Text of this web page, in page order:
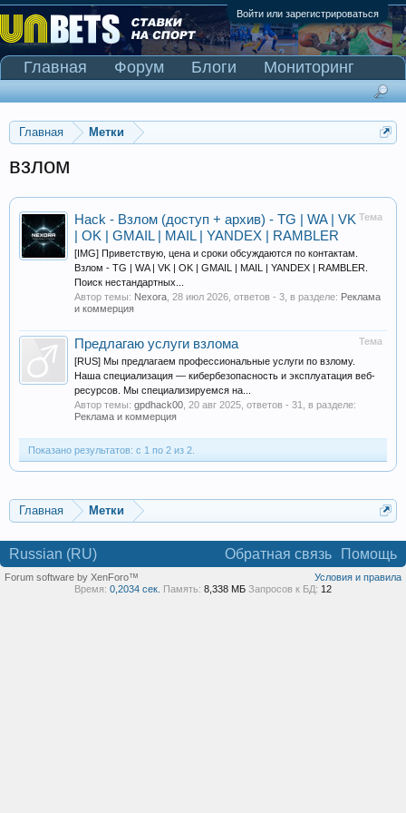
Войти или зарегистрироваться
Главная Метки
взлом
Тема
Hack - Взлом (доступ + архив) - TG | WA | VK
| OK | GMAIL | MAIL | YANDEX | RAMBLER
[IMG] Приветствую, цена и сроки обсуждаются по контактам.
Взлом - TG | WA | VK | OK | GMAIL | MAIL | YANDEX | RAMBLER.
Поиск нестандартных...
Автор темы: Nexora 28 июл 2026 , ответов - 3, в разделе: Реклама
и коммерция
Тема
Предлагаю услуги взлома
[RUS] Мы предлагаем профессиональные услуги по взлому.
Наша специализация — кибербезопасность и эксплуатация веб-
ресурсов. Мы специализируемся на...
Автор темы: gpdhack00 20 авг 2025 , ответов - 31, в разделе:
Реклама и коммерция
Показано результатов: с 1 по 2 из 2.
Главная Метки
Главная Форум Блоги
Мониторинг
Сканер Pinnacle
Russian (RU) Обратная связь Помощь
Условия и правила
Forum software by XenForo™
Время: 0,2034 сек. Память: 8,338 МБ Запросов к БД: 12